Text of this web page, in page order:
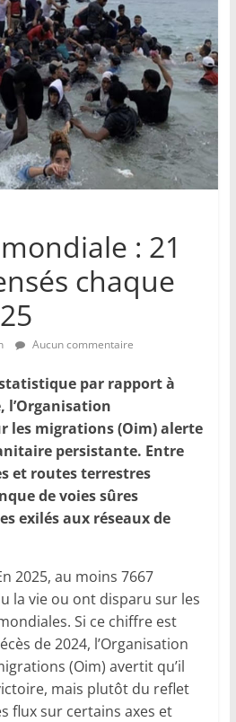
: 21
chaque
Aucun commentaire
par rapport à
l’Organisation
les migrations (Oim) alerte
persistante. Entre
et routes terrestres
de voies sûres
exilés aux réseaux de
2025, au moins 7667
la vie ou ont disparu sur les
Si ce chiffre est
de 2024, l’Organisation
(Oim) avertit qu’il
mais plutôt du reflet
flux sur certains axes et